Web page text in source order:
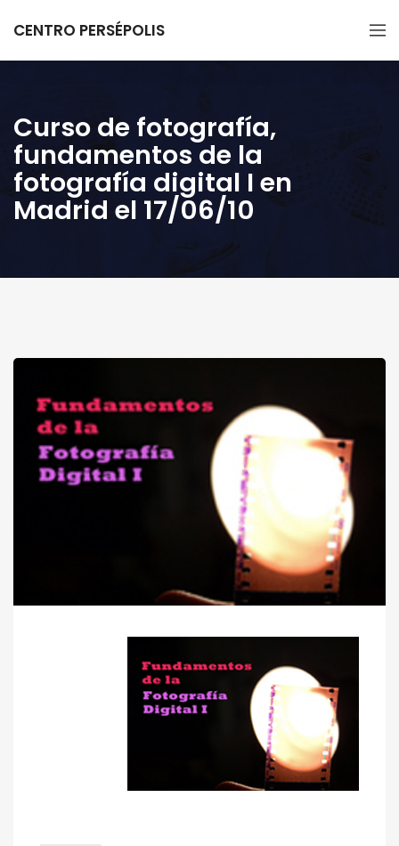
CENTRO PERSÉPOLIS
Curso de fotografía,
fundamentos de la
fotografía digital I en
Madrid el 17/06/10